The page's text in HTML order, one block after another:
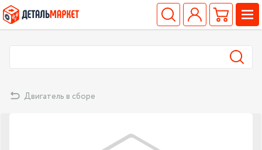
Двигатель в сборе